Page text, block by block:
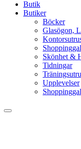
Butik
Butiker
Böcker
Glasögon,
Skönhet &
Tidningar
Upplevelser